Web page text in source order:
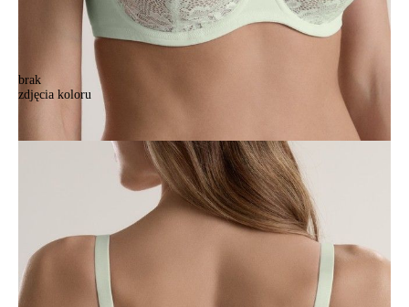
brak
zdjęcia koloru
Biustonosz C SUMMERTIME TB6262, r.70D, miętowy
Biustonosz C SUMMERTIME TB6262, r.70D, miętowy
148,90 zł
Tabela rozmiarów
70D
70E
70F
75C